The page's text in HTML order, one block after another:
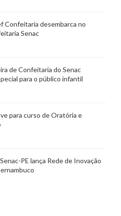
Confeitaria desembarca no
Senac
de Confeitaria do Senac
para o público infantil
para curso de Oratória e
PE lança Rede de Inovação